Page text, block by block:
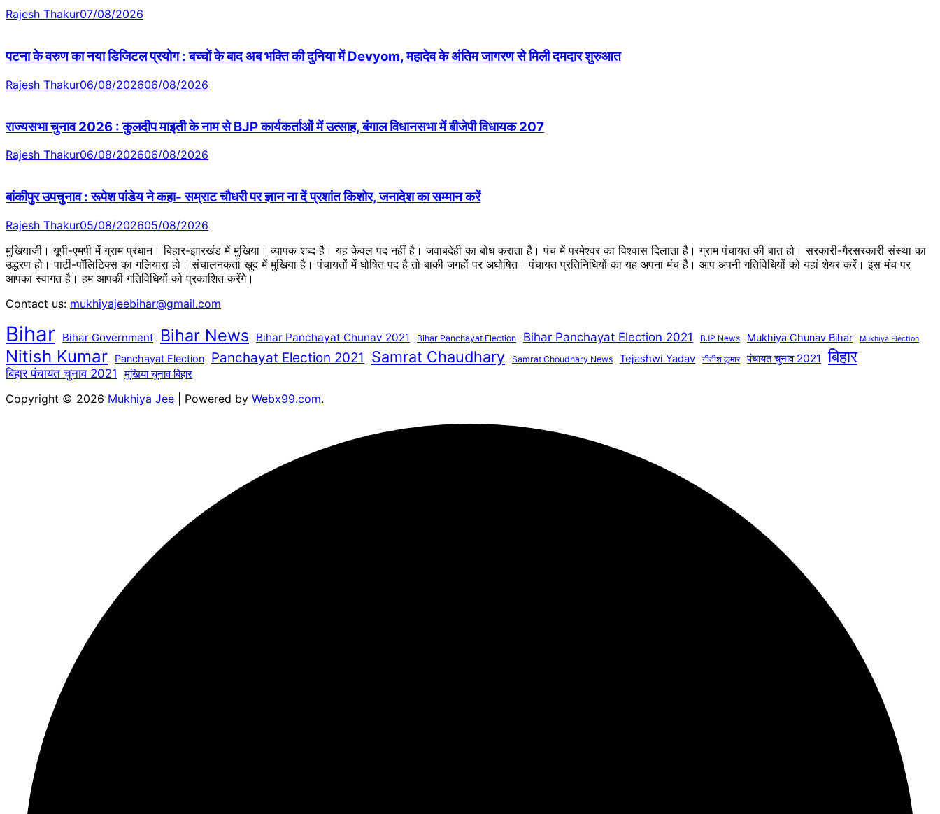
Rajesh Thakur07/08/2026
पटना के वरुण का नया डिजिटल प्रयोग : बच्चों के बाद अब भक्ति की दुनिया में Devyom, महादेव के अंतिम जागरण से मिली दमदार शुरुआत
Rajesh Thakur06/08/202606/08/2026
राज्यसभा चुनाव 2026 : कुलदीप माइती के नाम से BJP कार्यकर्ताओं में उत्साह, बंगाल विधानसभा में बीजेपी विधायक 207
Rajesh Thakur06/08/202606/08/2026
बांकीपुर उपचुनाव : रूपेश पांडेय ने कहा- सम्राट चौधरी पर ज्ञान ना दें प्रशांत किशोर, जनादेश का सम्मान करें
Rajesh Thakur05/08/202605/08/2026
मुखियाजी। यूपी-एमपी में ग्राम प्रधान। बिहार-झारखंड में मुखिया। व्यापक शब्द है। यह केवल पद नहीं है। जवाबदेही का बोध कराता है। पंच में परमेश्वर का विश्वास दिलाता है। ग्राम पंचायत की बात हो। सरकारी-गैरसरकारी संस्था का
उद्धरण हो। पार्टी-पॉलिटिक्स का गलियारा हो। संचालनकर्ता खुद में मुखिया है। पंचायतों में घोषित पद है तो बाकी जगहों पर अघोषित। पंचायत प्रतिनिधियों का यह अपना मंच है। आप अपनी गतिविधियों को यहां शेयर करें। इस मंच पर
आपका स्वागत है। हम आपकी गतिविधियों को प्रकाशित करेंगेे।
Contact us: mukhiyajeebihar@gmail.com
Bihar Bihar Government Bihar News Bihar Panchayat Chunav 2021 Bihar Panchayat Election Bihar Panchayat Election 2021 BJP News Mukhiya Chunav Bihar Mukhiya Election
Nitish Kumar Panchayat Election Panchayat Election 2021 Samrat Chaudhary Samrat Choudhary News Tejashwi Yadav नीतीश कुमार पंचायत चुनाव 2021 बिहार
बिहार पंचायत चुनाव 2021 मुखिया चुनाव बिहार
Copyright © 2026 Mukhiya Jee | Powered by Webx99.com.